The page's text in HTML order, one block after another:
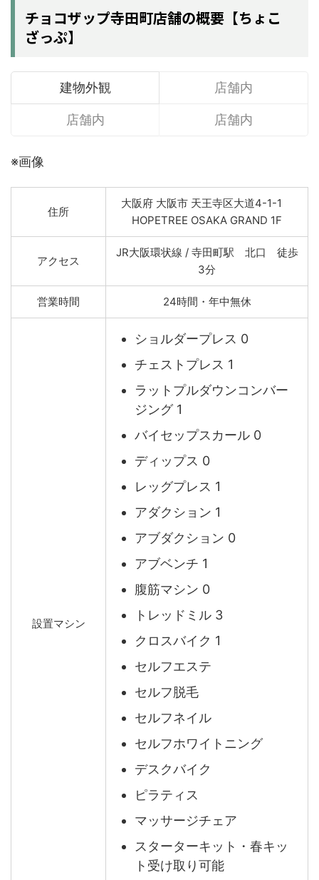
チョコザップ寺田町店舗の概要【ちょこ
ざっぷ】
建物外観 店舗内
店舗内 店舗内
※画像
住所
大阪府 大阪市 天王寺区大道4-1-1
HOPETREE OSAKA GRAND 1F
アクセス
JR大阪環状線 / 寺田町駅 北口 徒歩
3分
営業時間 24時間・年中無休
設置マシン
ショルダープレス 0
チェストプレス 1
ラットプルダウンコンバー
ジング 1
バイセップスカール 0
ディップス 0
レッグプレス 1
アダクション 1
アブダクション 0
アブベンチ 1
腹筋マシン 0
トレッドミル 3
クロスバイク 1
セルフエステ
セルフ脱毛
セルフネイル
セルフホワイトニング
デスクバイク
ピラティス
マッサージチェア
スターターキット・春キッ
ト受け取り可能